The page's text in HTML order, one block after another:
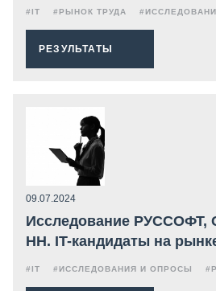
#IT #РЫНОК ТРУДА
РЕЗУЛЬТАТЫ
09.07.2024
Исследование РУССОФТ,
HH. IT-кандидаты на
#IT #ИССЛЕДОВАНИЯ И ОПРОСЫ